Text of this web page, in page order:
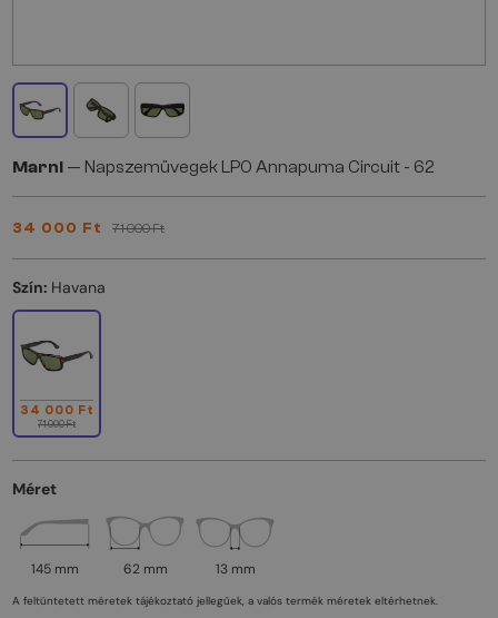
Marni — Napszemüvegek LP0 Annapuma Circuit - 62
34 000 Ft 71 000 Ft
Szín: Havana
34 000 Ft
71 000 Ft
Méret
145 mm 62 mm 13 mm
A feltüntetett méretek tájékoztató jellegűek, a valós termék méretek eltérhetnek.